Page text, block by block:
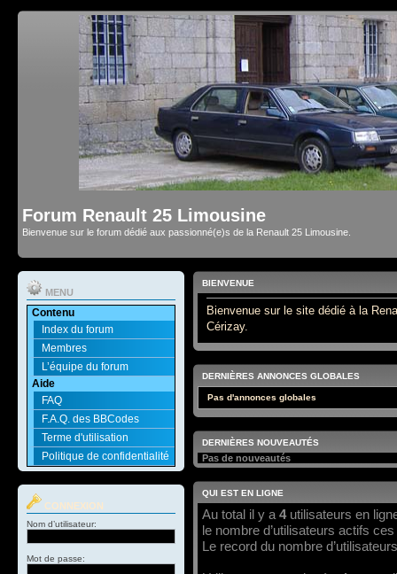
Forum Renault 25 Limousine
Bienvenue sur le forum dédié aux passionné(e)s de la Renault 25 Limousine.
MENU
Contenu
Index du forum
Membres
L’équipe du forum
Aide
FAQ
F.A.Q. des BBCodes
Terme d'utilisation
Politique de confidentialité
CONNEXION
Nom d’utilisateur:
Mot de passe:
BIENVENUE
Bienvenue sur le site dédié à la
Cérizay.
DERNIÈRES ANNONCES GLOBALES
Pas d'annonces globales
DERNIÈRES NOUVEAUTÉS
Pas de nouveautés
QUI EST EN LIGNE
Au total il y a 4utilisateurs en
le nombre d’utilisateurs actifs
Le record du nombre